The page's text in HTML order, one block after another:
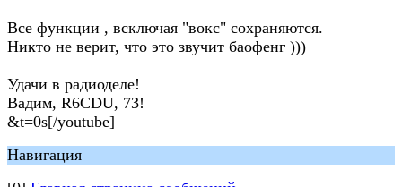
Все функции , всключая "вокс" сохраняются.
Никто не верит, что это звучит баофенг )))
Удачи в радиоделе!
Вадим, R6CDU, 73!
&t=0s[/youtube]
Навигация